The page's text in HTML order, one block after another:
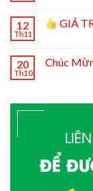
12
Th11
GIÁ
20
Th10
Chúc